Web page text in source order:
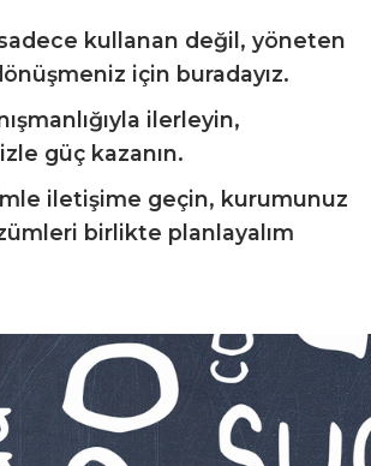
kullanan değil, yöneten
için buradayız.
ilerleyin,
güç kazanın.
iletişime geçin, kurumunuz
birlikte planlayalım